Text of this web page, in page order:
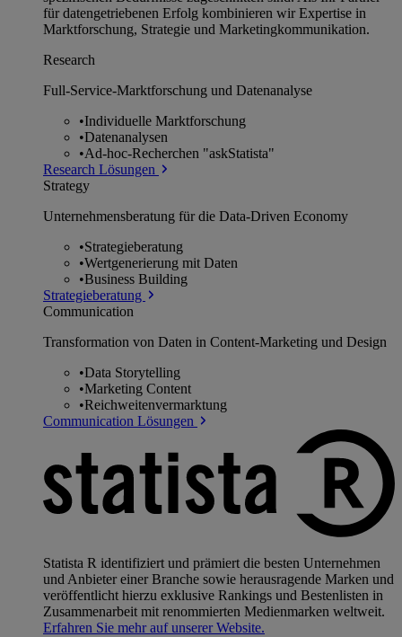
für datengetriebenen Erfolg kombinieren wir Expertise in
Marktforschung, Strategie und Marketingkommunikation.
Research
Full-Service-Marktforschung und Datenanalyse
•Individuelle Marktforschung
•Datenanalysen
•Ad-hoc-Recherchen "askStatista"
Research Lösungen
Strategy
Unternehmens­beratung für die Data-Driven Economy
•Strategieberatung
•Wertgenerierung mit Daten
•Business Building
Strategieberatung
Communication
Transformation von Daten in Content-Marketing und Design
•Data Storytelling
•Marketing Content
•Reichweitenvermarktung
Communication Lösungen
Statista R identifiziert und prämiert die besten Unternehmen
und Anbieter einer Branche sowie herausragende Marken und
veröffentlicht hierzu exklusive Rankings und Bestenlisten in
Zusammenarbeit mit renommierten Medienmarken weltweit.
Erfahren Sie mehr auf unserer Website.